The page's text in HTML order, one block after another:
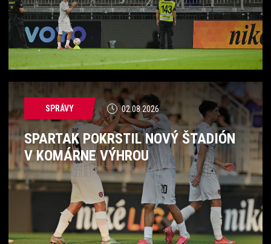
SPRÁVY 02.08.2026
SPARTAK POKRSTIL NOVÝ ŠTADIÓN
V KOMÁRNE VÝHROU